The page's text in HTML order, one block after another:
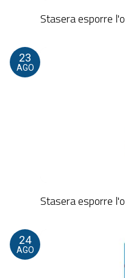
Stasera esporre
23
AGO
Stasera esporre
24
AGO